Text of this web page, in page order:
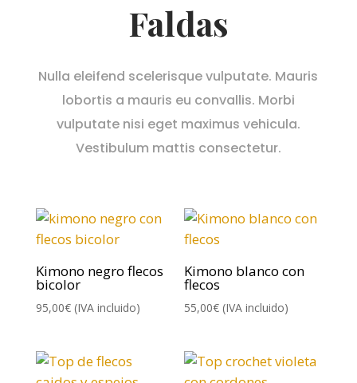
Faldas
Nulla eleifend scelerisque vulputate. Mauris
lobortis a mauris eu convallis. Morbi
vulputate nisi eget maximus vehicula.
Vestibulum mattis consectetur.
Kimono negro flecos
bicolor
95,00€ (IVA incluido)
Kimono blanco con
flecos
55,00€ (IVA incluido)